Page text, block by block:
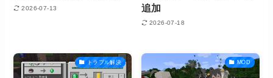
2026-07-13
追加
2026-07-18
トラブル解決 MOD